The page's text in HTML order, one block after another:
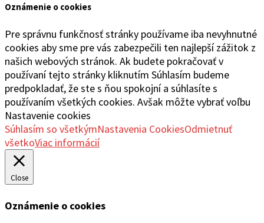
Oznámenie o cookies
Pre správnu funkčnosť stránky používame iba nevyhnutné
cookies aby sme pre vás zabezpečili ten najlepší zážitok z
našich webových stránok. Ak budete pokračovať v
používaní tejto stránky kliknutím Súhlasím budeme
predpokladať, že ste s ňou spokojní a súhlasíte s
používaním všetkých cookies. Avšak môžte vybrať voľbu
Nastavenie cookies
Súhlasím so všetkýmNastavenia CookiesOdmietnuť
všetkoViac informácií
Close
Oznámenie o cookies